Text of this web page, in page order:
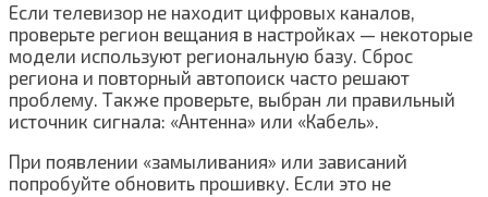
Если телевизор не находит цифровых каналов,
проверьте регион вещания в настройках — некоторые
модели используют региональную базу. Сброс
региона и повторный автопоиск часто решают
проблему. Также проверьте, выбран ли правильный
источник сигнала: «Антенна» или «Кабель».
При появлении «замыливания» или зависаний
попробуйте обновить прошивку. Если это не